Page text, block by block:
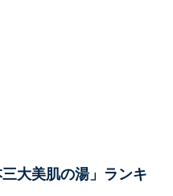
大美肌の湯」ランキ